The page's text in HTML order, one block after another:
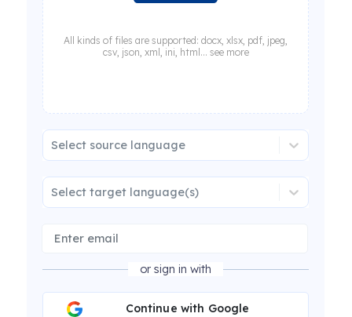
All kinds of files are supported: docx, xlsx, pdf, jpeg,
csv, json, xml, ini, html... see more
Select source language
Select target language(s)
or sign in with
Continue with Google